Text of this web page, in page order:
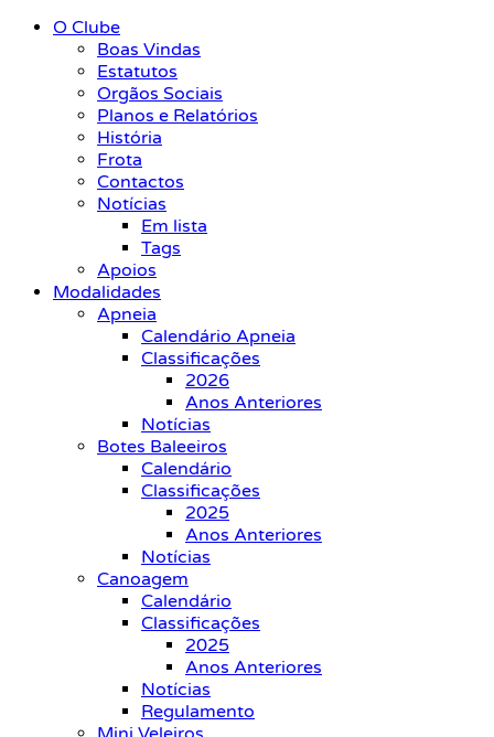
O Clube
Boas Vindas
Estatutos
Orgãos Sociais
Planos e Relatórios
História
Frota
Contactos
Notícias
Em lista
Tags
Apoios
Modalidades
Apneia
Calendário Apneia
Classificações
2026
Anos Anteriores
Notícias
Botes Baleeiros
Calendário
Classificações
2025
Anos Anteriores
Notícias
Canoagem
Calendário
Classificações
2025
Anos Anteriores
Notícias
Regulamento